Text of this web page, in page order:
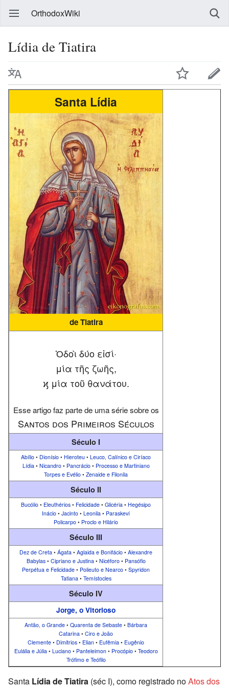
OrthodoxWiki
Lídia de Tiatira
Santa Lídia
de Tiatira
Ὁδοὶ δύο εἰσί·
μία τῆς ζωῆς,
ϗ μία τοῦ θανάτου.
Esse artigo faz parte de uma série sobre os
Santos dos Primeiros Séculos
Século I
Abílio • Dionísio • Hieroteu • Leuco, Calínico e Ciríaco
Lídia • Nicandro• Pancrácio• Processo e Martiniano
Torpes e Evélio • Zenaide e Filonila
Século II
Bucólio • Eleuthérios • Felicidade • Glicéria • Hegésipo
Inácio • Jacinto • Leonila • Paraskeví
Policarpo • Proclo e Hilário
Século III
Dez de Creta • Ágata • Aglaida e Bonifácio • Alexandre
Babylas• Cipriano e Justina • Nicéforo• Pansófio
Perpétua e Felicidade • Polieuto e Nearco • Spyridon
Tatiana • Temístocles
Século IV
Jorge, o Vitorioso
Antão, o Grande • Quarenta de Sebaste • Bárbara
Catarina • Ciro e João
Clemente • Dimitrios • Elian • Eufêmia • Eugênio
Eulália e Júlia • Luciano• Panteleimon• Procópio• Teodoro
Trófimo e Teófilo
Santa Lídia de Tiatira (séc I), como registrado noAtos dos